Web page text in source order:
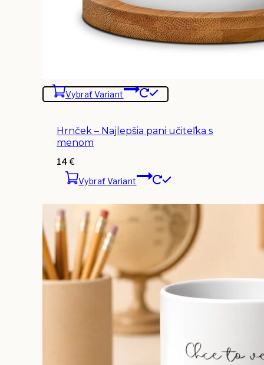
Vybrať Variant
Hrnček – Najlepšia pani učiteľka s
menom
14€
Vybrať Variant